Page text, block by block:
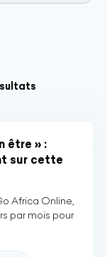
être » :
sur cette
Africa Online,
par mois pour